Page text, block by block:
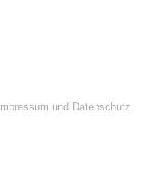
Impressum und Datenschutz